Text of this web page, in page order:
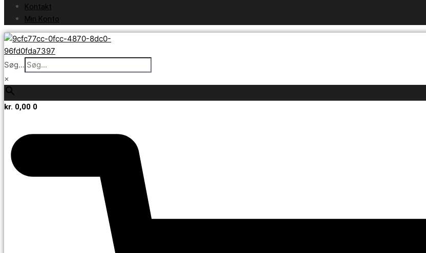
Kontakt
Min Konto
Søg...
×
kr. 0,00 0